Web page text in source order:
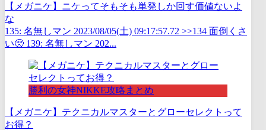
【メガニケ】ニケってそもそも単発しか回す価値ないよ
な
135: 名無しマン 2023/08/05(土) 09:17:57.72 >>134 面倒くさ
い🥺 139: 名無しマン 202...
勝利の女神NIKKE攻略まとめ
【メガニケ】テクニカルマスターとグローセレクトって
お得？